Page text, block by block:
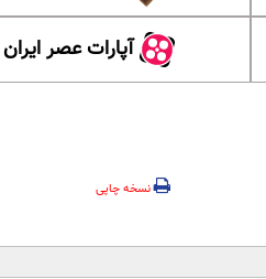
آپارات عصر ایران
نسخه چاپی